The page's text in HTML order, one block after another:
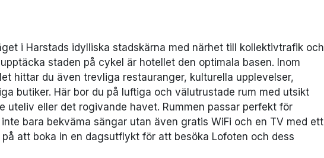
i Harstads idylliska stadskärna med närhet till kollektivtrafik och
staden på cykel är hotellet den optimala basen. Inom
hittar du även trevliga restauranger, kulturella upplevelser,
butiker. Här bor du på luftiga och välutrustade rum med utsikt
uteliv eller det rogivande havet. Rummen passar perfekt för
bara bekväma sängar utan även gratis WiFi och en TV med ett
att boka in en dagsutflykt för att besöka Lofoten och dess